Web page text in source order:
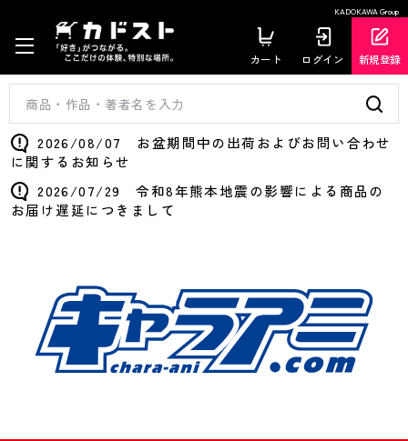
KADOKAWA Group
カート ログイン 新規登録
2026/08/07 お盆期間中の出荷およびお問い合わせ
に関するお知らせ
2026/07/29 令和8年熊本地震の影響による商品の
お届け遅延につきまして